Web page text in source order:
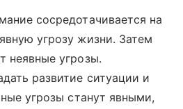
сосредотачивается на
угрозу жизни. Затем
неявные угрозы.
развитие ситуации и
угрозы станут явными,